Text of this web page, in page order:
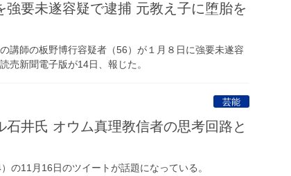
強要未遂容疑で逮捕 元教え子に堕胎を
講師の板野博行容疑者（56）が１月８日に強要未遂容
売新聞電子版が14日、報じた。
芸能
石井氏 オウム真理教信者の思考回路と
の11月16日のツイートが話題になっている。